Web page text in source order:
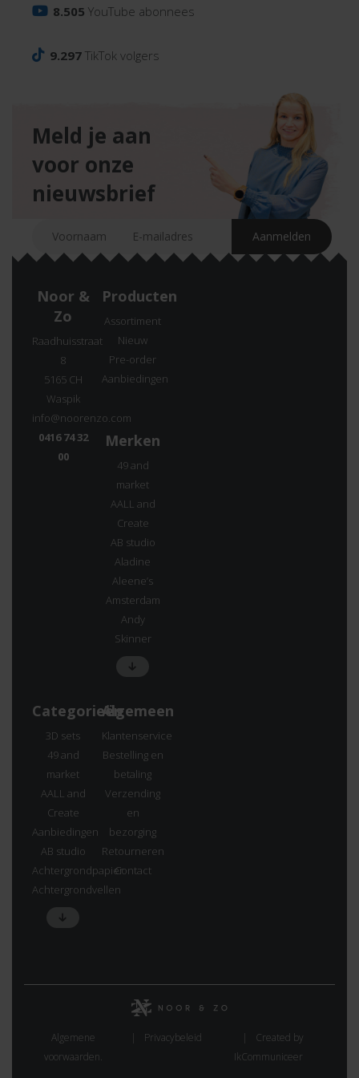
8.505 YouTube abonnees
9.297 TikTok volgers
Meld je aan
voor onze
nieuwsbrief
Noor &
Zo
Raadhuisstraat
8
5165 CH
Waspik
info@noorenzo.com
0416 74 32
00
Producten
Assortiment
Nieuw
Pre-order
Aanbiedingen
Merken
49 and
market
AALL and
Create
AB studio
Aladine
Aleene’s
Amsterdam
Andy
Skinner
Categorieën
3D sets
49 and
market
AALL and
Create
Aanbiedingen
AB studio
Achtergrondpapier
Achtergrondvellen
Algemeen
Klantenservice
Bestelling en
betaling
Verzending
en
bezorging
Retourneren
Contact
Algemene
voorwaarden.
Privacybeleid
Created by
IkCommuniceer